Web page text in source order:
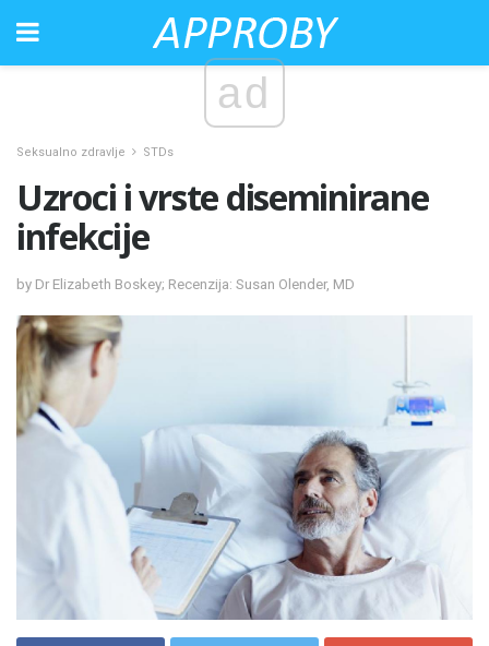
ad
Seksualno zdravlje STDs
Uzroci i vrste diseminirane
infekcije
by Dr Elizabeth Boskey; Recenzija: Susan Olender, MD